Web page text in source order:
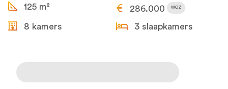
125 m² 286.000 WOZ
8 kamers 3 slaapkamers